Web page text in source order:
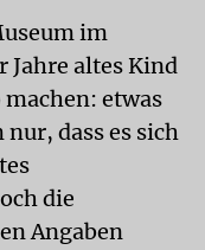
im
Jahre altes Kind
etwas
dass es sich
die
Angaben